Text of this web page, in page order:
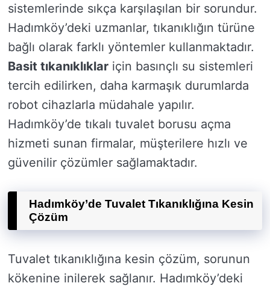
sistemlerinde sıkça karşılaşılan bir sorundur.
Hadımköy’deki uzmanlar, tıkanıklığın türüne
bağlı olarak farklı yöntemler kullanmaktadır.
Basit tıkanıklıklar için basınçlı su sistemleri
tercih edilirken, daha karmaşık durumlarda
robot cihazlarla müdahale yapılır.
Hadımköy’de tıkalı tuvalet borusu açma
hizmeti sunan firmalar, müşterilere hızlı ve
güvenilir çözümler sağlamaktadır.
Hadımköy’de Tuvalet Tıkanıklığına Kesin
Çözüm
Tuvalet tıkanıklığına kesin çözüm, sorunun
kökenine inilerek sağlanır. Hadımköy’deki